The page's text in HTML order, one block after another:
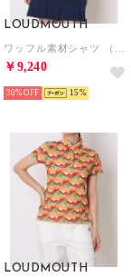
LOUDMOUTH
ワッフル素材シャツ （999）
￥9,240
30% 15
LOUDMOUTH